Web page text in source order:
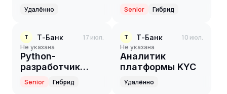
Удалённо Senior Гибрид
Т Т-Банк 17 июл.
Не указана
Python-
разработчик
LLM-агента
поддержки
Senior Гибрид
Т Т-Банк 10 июл.
Не указана
Аналитик
платформы KYC
Удалённо